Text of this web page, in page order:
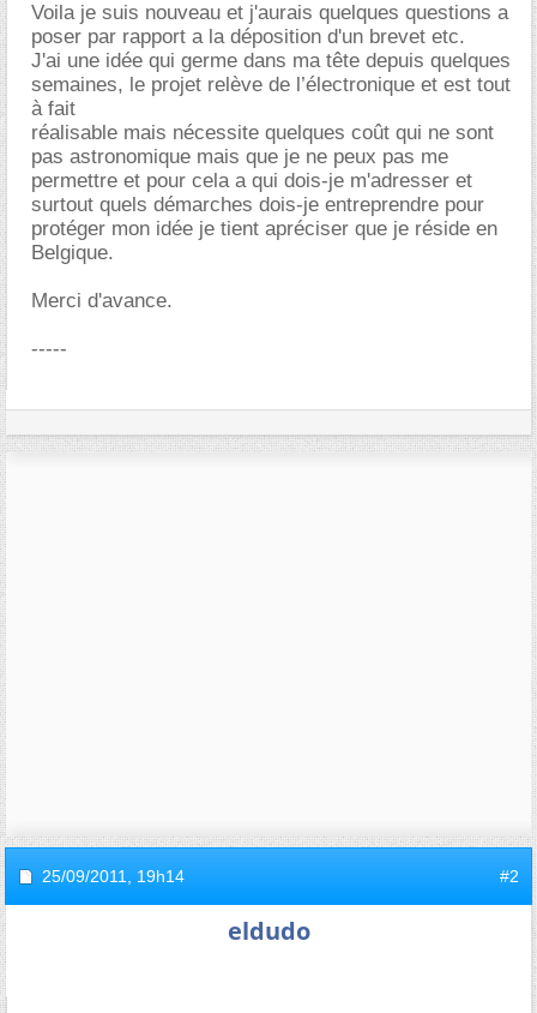
Voila je suis nouveau et j'aurais quelques questions a
poser par rapport a la déposition d'un brevet etc.
J'ai une idée qui germe dans ma tête depuis quelques
semaines, le projet relève de l’électronique et est tout
à fait
réalisable mais nécessite quelques coût qui ne sont
pas astronomique mais que je ne peux pas me
permettre et pour cela a qui dois-je m'adresser et
surtout quels démarches dois-je entreprendre pour
protéger mon idée je tient apréciser que je réside en
Belgique.
Merci d'avance.
-----
25/09/2011, 19h14 #2
eldudo